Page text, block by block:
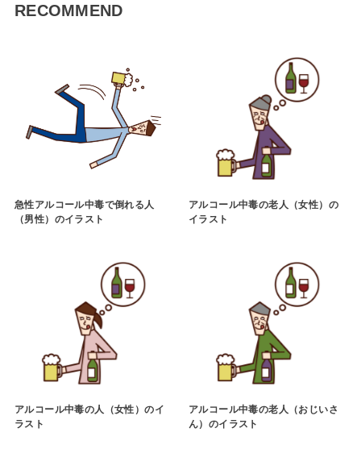
RECOMMEND
急性アルコール中毒で倒れる人
（男性）のイラスト
アルコール中毒の老人（女性）の
イラスト
アルコール中毒の人（女性）のイ
ラスト
アルコール中毒の老人（おじいさ
ん）のイラスト